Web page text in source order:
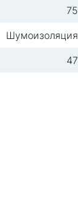
75
Шумоизоляция
47